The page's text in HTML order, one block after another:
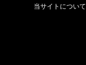
当サイトについて